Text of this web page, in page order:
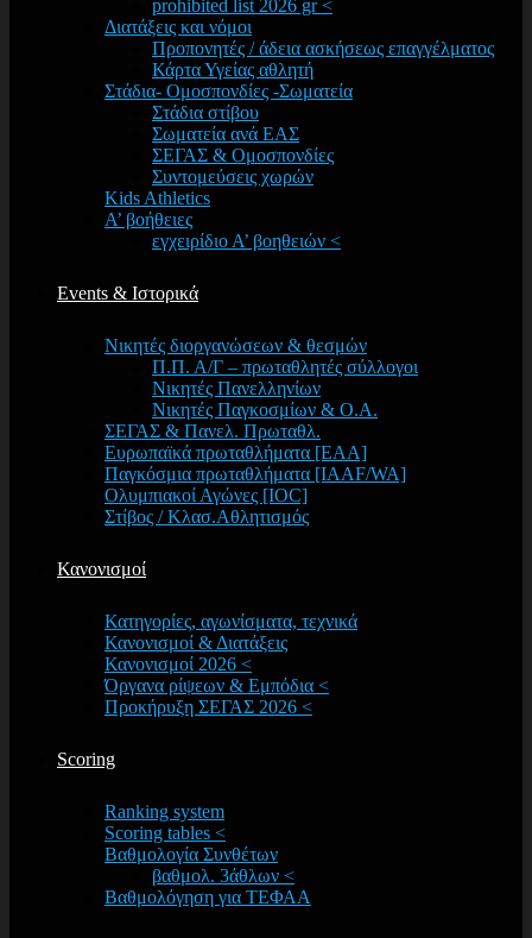
prohibited list 2026 gr <
Διατάξεις και νόμοι
Προπονητές / άδεια ασκήσεως επαγγέλματος
Κάρτα Υγείας αθλητή
Στάδια- Ομοσπονδίες -Σωματεία
Στάδια στίβου
Σωματεία ανά ΕΑΣ
ΣΕΓΑΣ & Ομοσπονδίες
Συντομεύσεις χωρών
Kids Athletics
Α’ βοήθειες
εγχειρίδιο Α’ βοηθειών <
Events & Ιστορικά
Νικητές διοργανώσεων & θεσμών
Π.Π. Α/Γ – πρωταθλητές σύλλογοι
Νικητές Πανελληνίων
Νικητές Παγκοσμίων & Ο.Α.
ΣΕΓΑΣ & Πανελ. Πρωταθλ.
Ευρωπαϊκά πρωταθλήματα [EAA]
Παγκόσμια πρωταθλήματα [IAAF/WA]
Ολυμπιακοί Αγώνες [IOC]
Στίβος / Κλασ.Αθλητισμός
Κανονισμοί
Κατηγορίες, αγωνίσματα, τεχνικά
Κανονισμοί & Διατάξεις
Κανονισμοί 2026 <
Όργανα ρίψεων & Εμπόδια <
Προκήρυξη ΣΕΓΑΣ 2026 <
Scoring
Ranking system
Scoring tables <
Βαθμολογία Συνθέτων
βαθμολ. 3άθλων <
Βαθμολόγηση για ΤΕΦΑΑ